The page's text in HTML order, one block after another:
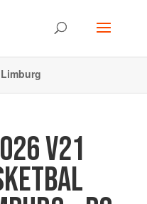
V21